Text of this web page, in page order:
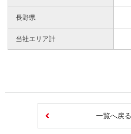
長野県
当社エリア計
一覧へ戻る